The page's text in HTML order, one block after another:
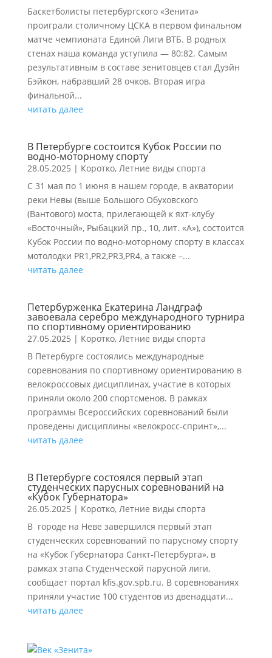
Баскетболисты петербургского «Зенита»
проиграли столичному ЦСКА в первом финальном
матче чемпионата Единой Лиги ВТБ. В родных
стенах наша команда уступила — 80:82. Самым
результативным в составе зенитовцев стал Дуэйн
Бэйкон, набравший 28 очков. Вторая игра
финальной...
читать далее
В Петербурге состоится Кубок России по
водно-моторному спорту
28.05.2025 | Коротко, Летние виды спорта
С 31 мая по 1 июня в нашем городе, в акватории
реки Невы (выше Большого Обуховского
(Вантового) моста, прилегающей к яхт-клубу
«Восточный», Рыбацкий пр., 10, лит. «А»), состоится
Кубок России по водно-моторному спорту в классах
мотолодки PR1,PR2,PR3,PR4, а также –...
читать далее
Петербурженка Екатерина Ландграф
завоевала серебро международного турнира
по спортивному ориентированию
27.05.2025 | Коротко, Летние виды спорта
В Петербурге состоялись международные
соревнования по спортивному ориентированию в
велокроссовых дисциплинах, участие в которых
приняли около 200 спортсменов. В рамках
программы Всероссийских соревнований были
проведены дисциплины «велокросс-спринт»,...
читать далее
В Петербурге состоялся первый этап
студенческих парусных соревнований на
«Кубок Губернатора»
26.05.2025 | Коротко, Летние виды спорта
В городе на Неве завершился первый этап
студенческих соревнований по парусному спорту
на «Кубок Губернатора Санкт‑Петербурга», в
рамках этапа Студенческой парусной лиги,
сообщает портал kfis.gov.spb.ru. В соревнованиях
приняли участие 100 студентов из двенадцати...
читать далее